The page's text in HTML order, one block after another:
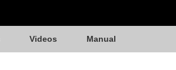
Videos Manual